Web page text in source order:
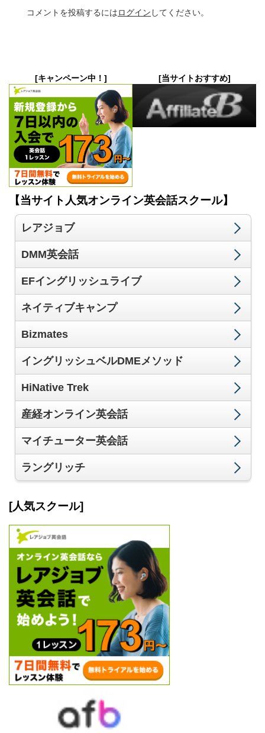
コメントを投稿するにはログイン してください。
[キャンペーン中！] [当サイトおすすめ]
【当サイト人気オンライン英会話スクール】
レアジョブ
DMM英会話
EFイングリッシュライブ
ネイティブキャンプ
Bizmates
イングリッシュベルDMEメソッド
HiNative Trek
産経オンライン英会話
マイチューター英会話
ラングリッチ
[人気スクール]